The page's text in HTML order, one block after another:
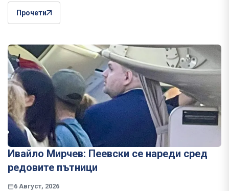
Прочети
Ивайло Мирчев: Пеевски се нареди сред
редовите пътници
6 Август, 2026